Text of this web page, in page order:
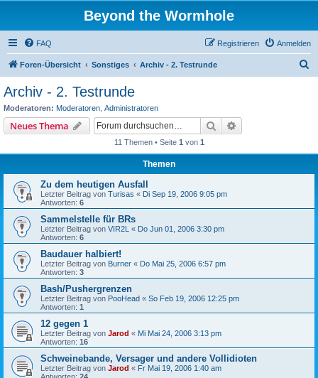
Beyond the Wormhole
FAQ Anmelden
Registrieren
Foren-Übersicht Sonstiges Archiv - 2. Testrunde
Archiv - 2. Testrunde
Moderatoren: Moderatoren Administratoren
Neues Thema Suche
11 Themen • Seite 1 von 1
Themen
Zu dem heutigen Ausfall
Letzter Beitrag von Turisas « Di Sep 19, 2006 9:05 pm
Antworten: 6
Sammelstelle für BRs
Letzter Beitrag von VIR2L « Do Jun 01, 2006 3:30 pm
Antworten: 6
Baudauer halbiert!
Letzter Beitrag von Burner « Do Mai 25, 2006 6:57 pm
Antworten: 3
Bash/Pushergrenzen
Letzter Beitrag von PooHead « So Feb 19, 2006 12:25 pm
Antworten: 1
12 gegen 1
Letzter Beitrag von Jarod « Mi Mai 24, 2006 3:13 pm
Antworten: 16
Schweinebande, Versager und andere Vollidioten
Letzter Beitrag von Jarod « Fr Mai 19, 2006 1:40 am
Antworten: 24